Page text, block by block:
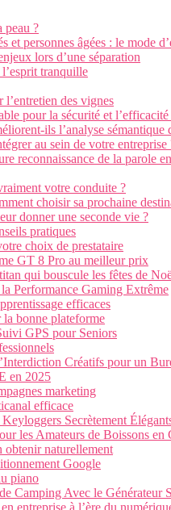
peau ?
et personnes âgées : le mode
lors d’une séparation
tranquille
des vignes
pour la sécurité et
ils l’analyse sémantique
au sein de votre entreprise
reconnaissance de la parole
votre conduite ?
choisir sa prochaine
donner une seconde vie ?
pratiques
choix de prestataire
GT 8 Pro au meilleur prix
qui bouscule les fêtes de
Performance Gaming Extrême
efficaces
bonne plateforme
GPS pour Seniors
Créatifs pour un
en 2025
marketing
efficace
Secrètement
les Amateurs de Boissons en
obtenir naturellement
Google
piano
Camping Avec le Générateur
entreprise à l’ère du